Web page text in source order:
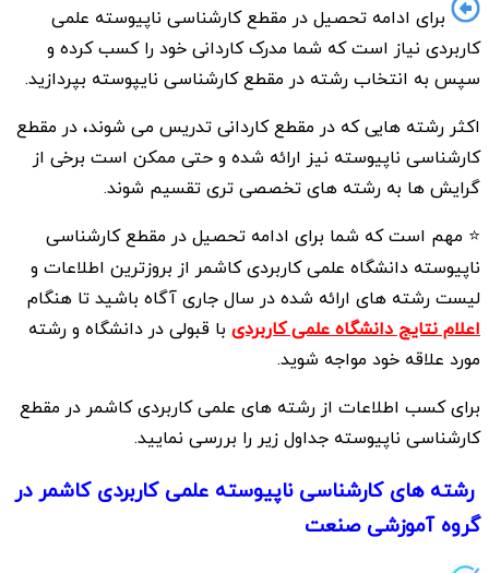
برای ادامه تحصیل در مقطع کارشناسی ناپیوسته علمی
کاربردی نیاز است که شما مدرک کاردانی خود را کسب کرده و
سپس به انتخاب رشته در مقطع کارشناسی نایپوسته بپردازید.
اکثر رشته هایی که در مقطع کاردانی تدریس می شوند، در مقطع
کارشناسی ناپیوسته نیز ارائه شده و حتی ممکن است برخی از
گرایش ها به رشته های تخصصی تری تقسیم شوند.
⭐ مهم است که شما برای ادامه تحصیل در مقطع کارشناسی
ناپیوسته دانشگاه علمی کاربردی کاشمر از بروزترین اطلاعات و
لیست رشته های ارائه شده در سال جاری آگاه باشید تا هنگام
اعلام نتایج دانشگاه علمی کاربردی با قبولی در دانشگاه و رشته
مورد علاقه خود مواجه شوید.
برای کسب اطلاعات از رشته های علمی کاربردی کاشمر در مقطع
کارشناسی ناپیوسته جداول زیر را بررسی نمایید.
رشته های کارشناسی ناپیوسته علمی کاربردی کاشمر در
گروه آموزشی صنعت